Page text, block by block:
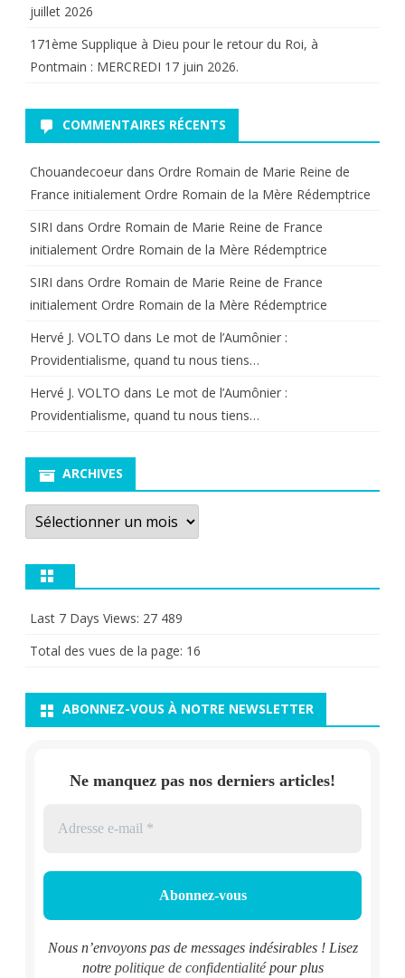
juillet 2026
171ème Supplique à Dieu pour le retour du Roi, à
Pontmain : MERCREDI 17 juin 2026.
COMMENTAIRES RÉCENTS
Chouandecoeur dans Ordre Romain de Marie Reine de
France initialement Ordre Romain de la Mère Rédemptrice
SIRI dans Ordre Romain de Marie Reine de France
initialement Ordre Romain de la Mère Rédemptrice
SIRI dans Ordre Romain de Marie Reine de France
initialement Ordre Romain de la Mère Rédemptrice
Hervé J. VOLTO dans Le mot de l’Aumônier :
Providentialisme, quand tu nous tiens…
Hervé J. VOLTO dans Le mot de l’Aumônier :
Providentialisme, quand tu nous tiens…
ARCHIVES
Archives
Last 7 Days Views: 27 489
Total des vues de la page: 16
ABONNEZ-VOUS À NOTRE NEWSLETTER
Ne manquez pas nos derniers articles!
Nous n’envoyons pas de messages indésirables ! Lisez
notre politique de confidentialitépour plus